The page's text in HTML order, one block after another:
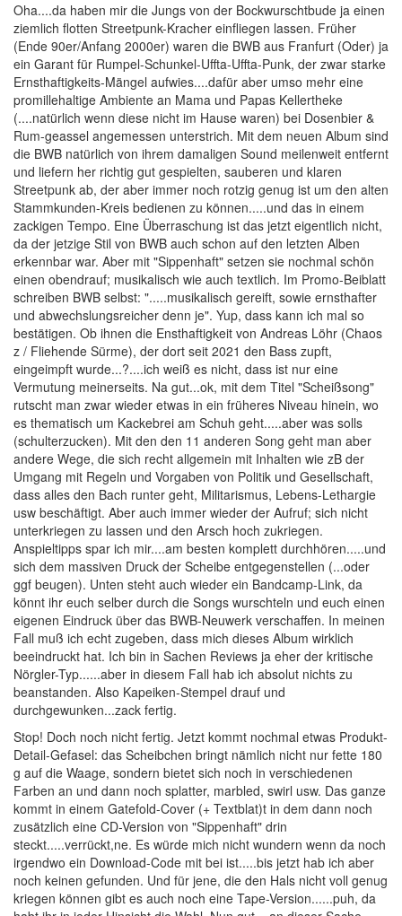
Oha....da haben mir die Jungs von der Bockwurschtbude ja einen
ziemlich flotten Streetpunk-Kracher einfliegen lassen. Früher
(Ende 90er/Anfang 2000er) waren die BWB aus Franfurt (Oder) ja
ein Garant für Rumpel-Schunkel-Uffta-Uffta-Punk, der zwar starke
Ernsthaftigkeits-Mängel aufwies....dafür aber umso mehr eine
promillehaltige Ambiente an Mama und Papas Kellertheke
(....natürlich wenn diese nicht im Hause waren) bei Dosenbier &
Rum-geassel angemessen unterstrich. Mit dem neuen Album sind
die BWB natürlich von ihrem damaligen Sound meilenweit entfernt
und liefern her richtig gut gespielten, sauberen und klaren
Streetpunk ab, der aber immer noch rotzig genug ist um den alten
Stammkunden-Kreis bedienen zu können.....und das in einem
zackigen Tempo. Eine Überraschung ist das jetzt eigentlich nicht,
da der jetzige Stil von BWB auch schon auf den letzten Alben
erkennbar war. Aber mit "Sippenhaft" setzen sie nochmal schön
einen obendrauf; musikalisch wie auch textlich. Im Promo-Beiblatt
schreiben BWB selbst: ".....musikalisch gereift, sowie ernsthafter
und abwechslungsreicher denn je". Yup, dass kann ich mal so
bestätigen. Ob ihnen die Ensthaftigkeit von Andreas Löhr (Chaos
z / Fliehende Sürme), der dort seit 2021 den Bass zupft,
eingeimpft wurde...?....ich weiß es nicht, dass ist nur eine
Vermutung meinerseits. Na gut...ok, mit dem Titel "Scheißsong"
rutscht man zwar wieder etwas in ein früheres Niveau hinein, wo
es thematisch um Kackebrei am Schuh geht.....aber was solls
(schulterzucken). Mit den den 11 anderen Song geht man aber
andere Wege, die sich recht allgemein mit Inhalten wie zB der
Umgang mit Regeln und Vorgaben von Politik und Gesellschaft,
dass alles den Bach runter geht, Militarismus, Lebens-Lethargie
usw beschäftigt. Aber auch immer wieder der Aufruf; sich nicht
unterkriegen zu lassen und den Arsch hoch zukriegen.
Anspieltipps spar ich mir....am besten komplett durchhören.....und
sich dem massiven Druck der Scheibe entgegenstellen (...oder
ggf beugen). Unten steht auch wieder ein Bandcamp-Link, da
könnt ihr euch selber durch die Songs wurschteln und euch einen
eigenen Eindruck über das BWB-Neuwerk verschaffen. In meinen
Fall muß ich echt zugeben, dass mich dieses Album wirklich
beeindruckt hat. Ich bin in Sachen Reviews ja eher der kritische
Nörgler-Typ......aber in diesem Fall hab ich absolut nichts zu
beanstanden. Also Kapeiken-Stempel drauf und
durchgewunken...zack fertig.
Stop! Doch noch nicht fertig. Jetzt kommt nochmal etwas Produkt-
Detail-Gefasel: das Scheibchen bringt nämlich nicht nur fette 180
g auf die Waage, sondern bietet sich noch in verschiedenen
Farben an und dann noch splatter, marbled, swirl usw. Das ganze
kommt in einem Gatefold-Cover (+ Textblat)t in dem dann noch
zusätzlich eine CD-Version von "Sippenhaft" drin
steckt.....verrückt,ne. Es würde mich nicht wundern wenn da noch
irgendwo ein Download-Code mit bei ist.....bis jetzt hab ich aber
noch keinen gefunden. Und für jene, die den Hals nicht voll genug
kriegen können gibt es auch noch eine Tape-Version......puh, da